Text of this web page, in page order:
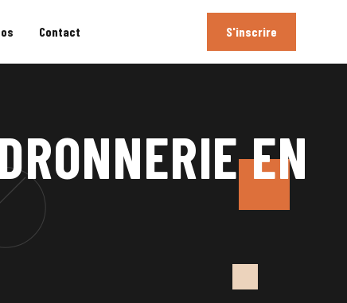
Contact S'inscrire
EN